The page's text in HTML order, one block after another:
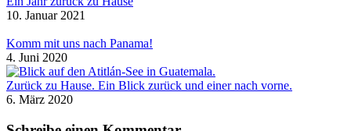
10. Januar 2021
Komm mit uns nach Panama!
4. Juni 2020
Zurück zu Hause. Ein Blick zurück und einer nach vorne.
6. März 2020